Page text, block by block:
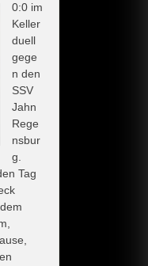
0:0 im
Keller
duell
gege
n den
SSV
Jahn
Rege
nsbur
g.
Tag